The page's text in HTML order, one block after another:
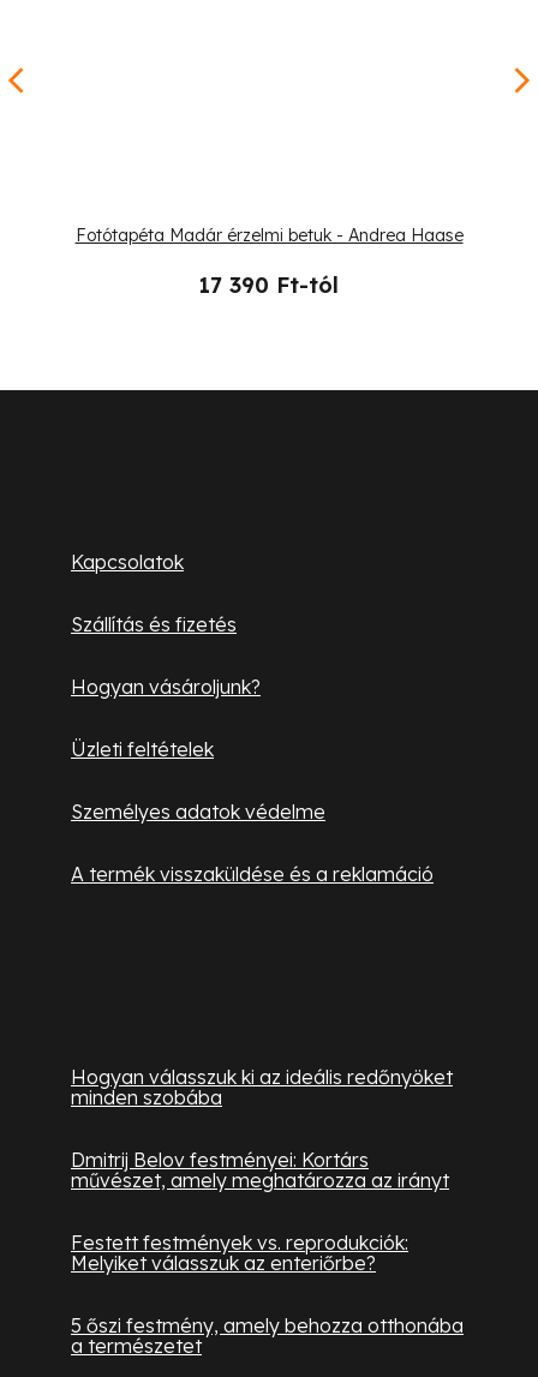
Fotótapéta Madár érzelmi betuk - Andrea Haase
17 390 Ft-tól
Kapcsolatok
Szállítás és fizetés
Hogyan vásároljunk?
Üzleti feltételek
Személyes adatok védelme
A termék visszaküldése és a reklamáció
Hogyan válasszuk ki az ideális redőnyöket
minden szobába
Dmitrij Belov festményei: Kortárs
művészet, amely meghatározza az irányt
Festett festmények vs. reprodukciók:
Melyiket válasszuk az enteriőrbe?
5 őszi festmény, amely behozza otthonába
a természetet